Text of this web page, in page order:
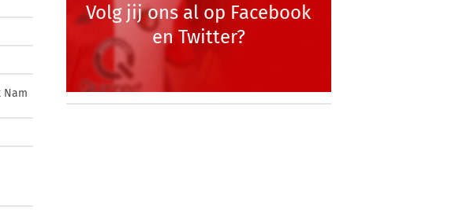
Nam
Volg jij ons al op Facebook
en Twitter?